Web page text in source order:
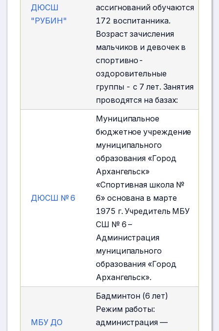
ДЮСШ
"РУБИН"
ассигнований обучаются
172 воспитанника.
Возраст зачисления
мальчиков и девочек в
спортивно-
оздоровительные
группы - с 7 лет. Занятия
проводятся на базах:
ДЮСШ № 6
Муниципальное
бюджетное учреждение
муниципального
образования «Город
Архангельск»
«Спортивная школа №
6» основана в марте
1975 г. Учредитель МБУ
СШ № 6 –
Администрация
муниципального
образования «Город
Архангельск».
МБУ ДО
Бадминтон (6 лет)
Режим работы:
администрация —